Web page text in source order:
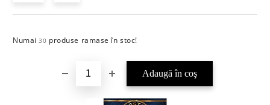
Numai30 produse ramase în stoc!